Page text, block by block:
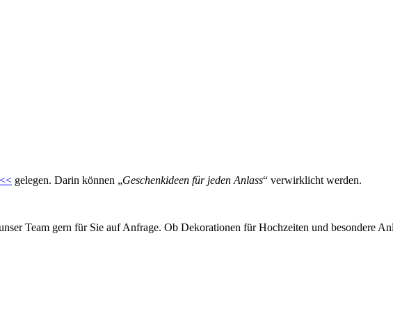
<< gelegen. Darin können „Geschenkideen für jeden Anlass“ verwirklicht werden.
Team gern für Sie auf Anfrage. Ob Dekorationen für Hochzeiten und besondere